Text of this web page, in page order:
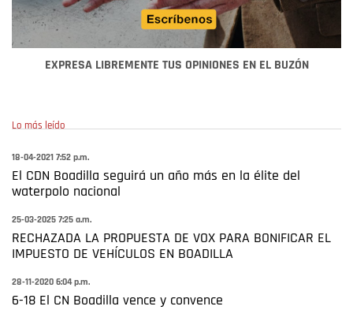
EXPRESA LIBREMENTE TUS OPINIONES EN EL BUZÓN
Lo más leído
18-04-2021 7:52 p.m.
El CDN Boadilla seguirá un año más en la élite del
waterpolo nacional
25-03-2025 7:25 a.m.
RECHAZADA LA PROPUESTA DE VOX PARA BONIFICAR EL
IMPUESTO DE VEHÍCULOS EN BOADILLA
28-11-2020 6:04 p.m.
6-18 El CN Boadilla vence y convence